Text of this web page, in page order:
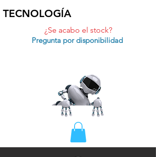
TECNOLOGÍA
¿Se acabo el stock?
Pregunta por disponibilidad